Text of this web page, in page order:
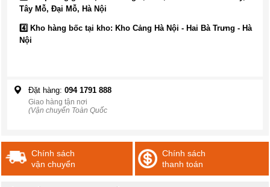
Tây Mỗ, Đại Mỗ, Hà Nội
4️⃣ Kho hàng bốc tại kho: Kho Cảng Hà Nội - Hai Bà Trưng - Hà
Nội
Đặt hàng: 094 1791 888
Giao hàng tận nơi
(Vận chuyển Toàn Quốc
Chính sách
vận chuyển
Chính sách
thanh toán